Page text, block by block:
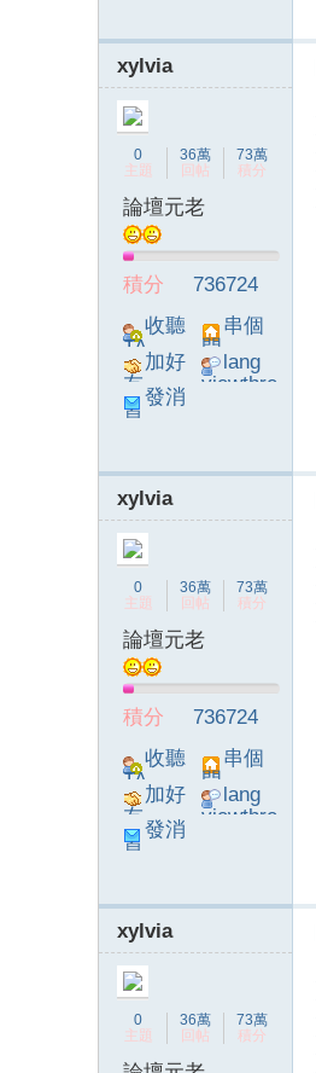
xylvia
0
主題
36萬
回帖
73萬
積分
論壇元老
積分
736724
收聽
TA
串個
門
加好
友
lang
viewthre
發消
息
xylvia
0
主題
36萬
回帖
73萬
積分
論壇元老
積分
736724
收聽
TA
串個
門
加好
友
lang
viewthre
發消
息
xylvia
0
主題
36萬
回帖
73萬
積分